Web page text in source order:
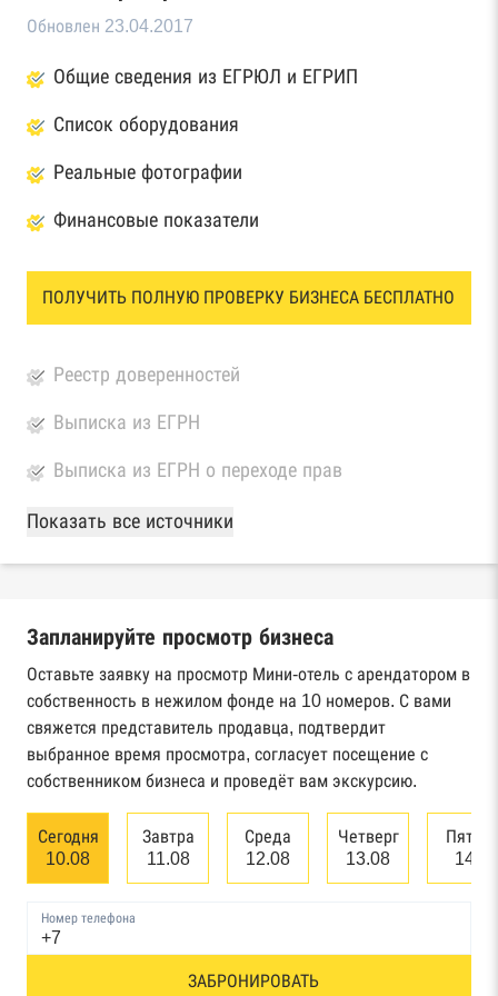
Обновлен 23.04.2017
Общие сведения из ЕГРЮЛ и ЕГРИП
Список оборудования
Реальные фотографии
Финансовые показатели
ПОЛУЧИТЬ ПОЛНУЮ ПРОВЕРКУ БИЗНЕСА БЕСПЛАТНО
Реестр доверенностей
Выписка из ЕГРН
Выписка из ЕГРН о переходе прав
База Росстата
Реестры ЕГРЮЛ и ЕГРИП Федеральной
Реестр государственных контрактов
Федерального казначейства
Картотека арбитражных дел Высшего
арбитражного суда
Единый федеральный реестр сведений о
банкротстве юридических лиц
Реестр товарных знаков и знаков обслуживания
Показать все источники
Запланируйте просмотр бизнеса
Оставьте заявку на просмотр Мини-отель с арендатором в
собственность в нежилом фонде на 10 номеров. С вами
свяжется представитель продавца, подтвердит
выбранное время просмотра, согласует посещение с
собственником бизнеса и проведёт вам экскурсию.
Сегодня
10.08
Завтра
11.08
Среда
12.08
Четверг
13.08
14.08
Номер телефона
ЗАБРОНИРОВАТЬ